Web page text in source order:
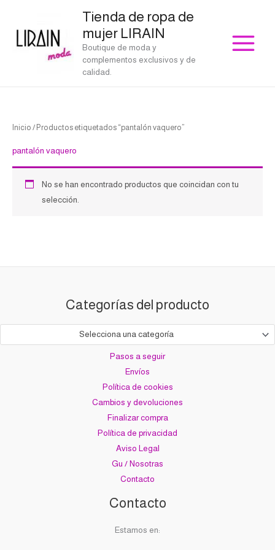
contenido
Tienda de ropa de
mujer LIRAIN
Boutique de moda y
complementos exclusivos y de
calidad.
Inicio / Productos etiquetados “pantalón vaquero”
pantalón vaquero
No se han encontrado productos que coincidan con tu
selección.
Categorías del producto
Selecciona una categoría
Pasos a seguir
Envíos
Política de cookies
Cambios y devoluciones
Finalizar compra
Política de privacidad
Aviso Legal
Gu / Nosotras
Contacto
Contacto
Estamos en: